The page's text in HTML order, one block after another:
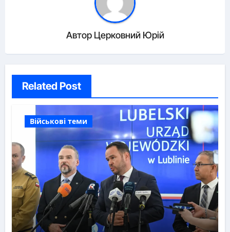
Автор Церковний Юрій
Related Post
Військові теми